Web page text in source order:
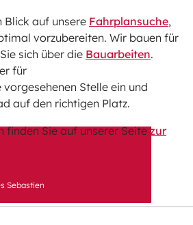
Blick auf unsere Fahrplansuche,
vorzubereiten. Wir bauen für
sich über die Bauarbeiten.
für
Stelle ein und
auf den richtigen Platz.
Sie auf unserer Seitezur
Sebastien